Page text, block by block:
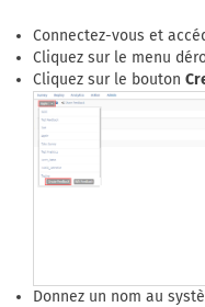
Connectez-vous et
Cliquez sur le menu
Cliquez sur le bouton
Donnez un nom au